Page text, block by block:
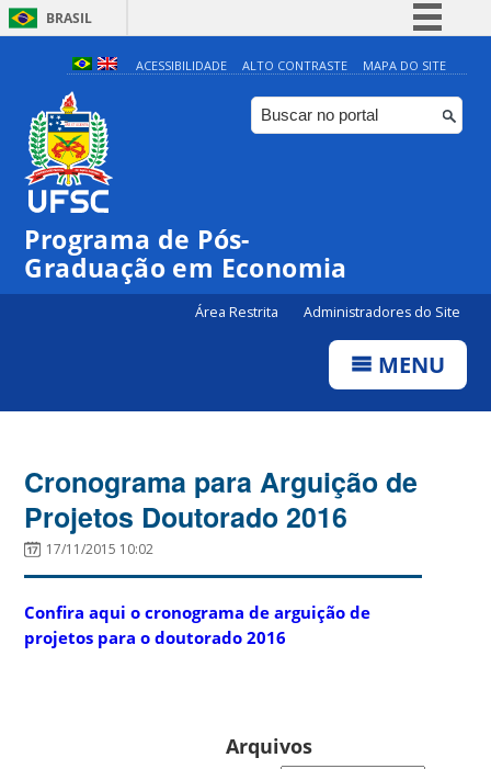
BRASIL
Simplifique!
Comunica BR
Participe
ACESSIBILIDADE ALTO CONTRASTE MAPA DO SITE
Programa de Pós-
Graduação em Economia
Área Restrita Administradores do Site
MENU
Cronograma para Arguição de
Projetos Doutorado 2016
17/11/2015 10:02
Confira aqui o cronograma de arguição de
projetos para o doutorado 2016
Arquivos